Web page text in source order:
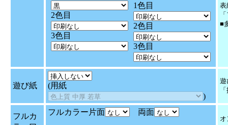
2色目
3色目
1色目
2色目
3色目
表
■
遊び紙
(用紙
)
遊
フルカ
フルカラー片面 両面